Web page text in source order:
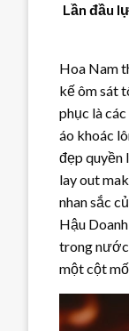
Lần đầu
Hoa Nam
kế ôm sát
phục là
áo khoác
đẹp quyền
lay out
nhan sắc
Hậu
trong
một cột